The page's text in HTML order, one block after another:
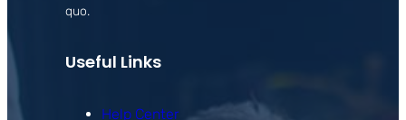
quo.
Useful Links
Help Center